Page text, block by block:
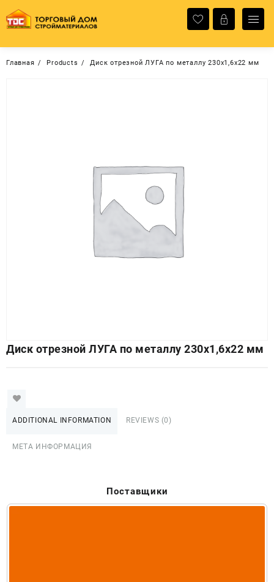
содержимому
Главная Products Диск отрезной ЛУГА по металлу 230х1,6х22 мм
Диск отрезной ЛУГА по металлу 230х1,6х22 мм
ADDITIONAL INFORMATION REVIEWS (0)
МЕТА ИНФОРМАЦИЯ
Поставщики